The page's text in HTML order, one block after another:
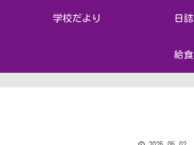
学校だより 日誌
給食